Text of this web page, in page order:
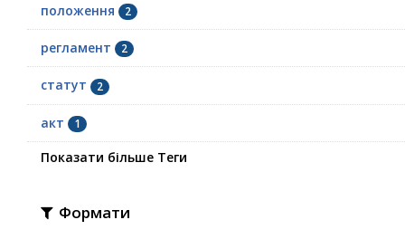
положення 2
регламент 2
статут 2
акт 1
Показати більше Теги
Формати